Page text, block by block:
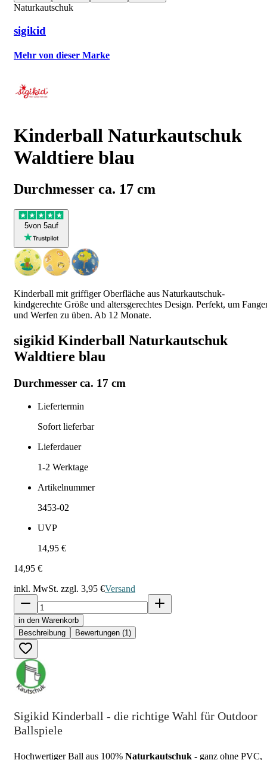
Naturkautschuk
sigikid
Mehr von dieser Marke
Kinderball Naturkautschuk
Waldtiere blau
Durchmesser ca. 17 cm
5von 5auf
Kinderball mit griffiger Oberfläche aus Naturkautschuk-
kindgerechte Größe und altersgerechtes Design. Perfekt, um
und Werfen zu üben. Ab 12 Monate.
sigikid Kinderball Naturkautschuk
Waldtiere blau
Durchmesser ca. 17 cm
Liefertermin
Sofort lieferbar
Lieferdauer
1-2 Werktage
Artikelnummer
3453-02
UVP
14,95 €
14,95 €
inkl. MwSt. zzgl. 3,95 €Versand
in den Warenkorb
Beschreibung
Bewertungen (1)
Sigikid Kinderball - die richtige Wahl für Outdoor
Ballspiele
Hochwertiger Ball aus 100% Naturkautschuk - ganz ohne PVC,